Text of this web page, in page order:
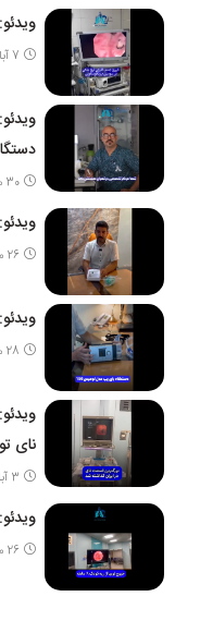
7 آبان 1404
30 مهر 1404
26 مهر 1404
28 مهر 1404
نای
3 آبان 1404
ویدئو:
26 مهر 1404